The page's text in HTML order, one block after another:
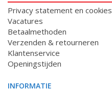
Privacy statement en cookies
Vacatures
Betaalmethoden
Verzenden & retourneren
Klantenservice
Openingstijden
INFORMATIE